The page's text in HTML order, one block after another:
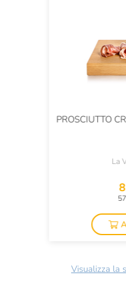
PROSCIUTTO
La
Visualizza la